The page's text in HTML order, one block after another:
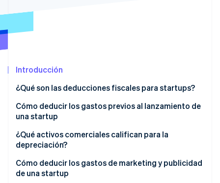
Radar
Eliminación de dióxido de carbono
Identity
Verificación de identidad en línea
Stripe Sessions 2026
Descubre cómo Stripe está construyendo la
para la IA.
Ver ahora
Introducción
¿Qué son las deducciones fiscales para startups?
Cómo deducir los gastos previos al lanzamiento de
una startup
¿Qué activos comerciales califican para la
depreciación?
Cómo deducir los gastos de marketing y publicidad
de una startup